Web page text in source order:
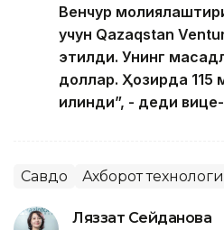
Венчур
учун Qazaqstan
этилди. Унинг
доллар. Ҳозирда
қилинди”, - деди
Савдо Ахборот
Ляззат Сейданова